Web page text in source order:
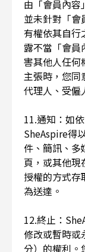
由「會員內容
並未針對「會
有權依其自行
露不當「會
害其他人任何
主張時，您同
代理人、受僱
11.通知：如
SheAspire得
件、簡訊、多
頁，或其他現
授權的方式存
為送達。
12.終止：
修改或暫時或
分）的權利。